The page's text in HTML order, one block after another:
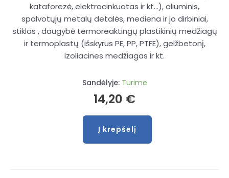
kataforezė, elektrocinkuotas ir kt…), aliuminis,
spalvotųjų metalų detalės, mediena ir jo dirbiniai,
stiklas , daugybė termoreaktingų plastikinių medžiagų
ir termoplastų (išskyrus PE, PP, PTFE), gelžbetonį,
izoliacines medžiagas ir kt.
Sandėlyje: Turime
14,20 €
produkto
kiekis:
Į krepšelį